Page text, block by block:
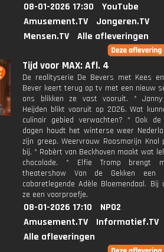
08-01-2026 17:30
YouTube
Amusement.TV
Jongeren.TV
Mensen.TV
Alle afleveringen
Tijd voor MAX: Afl. 4
De realityserie De Bevers met Kees
Bever keert terug op tv met een nieuw
ons blikken ze vast vooruit. *
Heijden blikt vooruit op 2026. Wat
culinair gebied verwachten? * Ook de
dagen houdt het winterse weer
zijn greep. Weervrouw Roosmarijn Knol
bij. * Robèrt van Beckhoven maakt wat
chocolade. * Elfie Tromp brengt
theatershow Van de Gekken een
cabaretlegende Adèle Bloemendaal.
ze een voorproefje.
08-01-2026 17:10
NPO2
Amusement.TV
Informatief.TV
Alle afleveringen